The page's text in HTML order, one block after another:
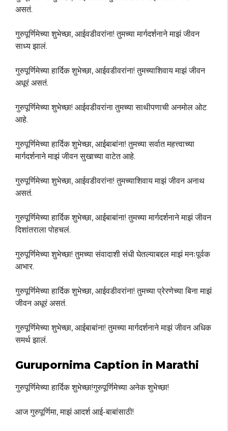
असतं.
गुरुपूर्णिमेच्या शुभेच्छा, आईवडीवरांना! तुमच्या मार्गदर्शनाने माझं जीवन
साध्य झालं.
गुरुपूर्णिमेच्या हार्दिक शुभेच्छा, आईवडीवरांना! तुमच्याशिवाय माझं जीवन
अधूरं असतं.
गुरुपूर्णिमेच्या शुभेच्छा! आईवडीवरांना तुमच्या साथीपणाची अनमोल ओट
आहे.
गुरुपूर्णिमेच्या हार्दिक शुभेच्छा, आईबाबांना! तुमच्या सर्वात महत्त्वाच्या
मार्गदर्शनाने माझं जीवन सुखाच्या वाटेत आहे.
गुरुपूर्णिमेच्या शुभेच्छा, आईवडीवरांना! तुमच्याशिवाय माझं जीवन अनाथ
असतं.
गुरुपूर्णिमेच्या हार्दिक शुभेच्छा, आईबाबांना! तुमच्या मार्गदर्शनाने माझं जीवन
दिशांतराला पोहचलं.
गुरुपूर्णिमेच्या शुभेच्छा! तुमच्या संवादाशी संधी घेतल्याबद्दल माझं मनःपूर्वक
आभार.
गुरुपूर्णिमेच्या हार्दिक शुभेच्छा, आईवडीवरांना! तुमच्या प्रेरणेच्या बिना माझं
जीवन अधूरं असतं.
गुरुपूर्णिमेच्या शुभेच्छा, आईबाबांना! तुमच्या मार्गदर्शनाने माझं जीवन अधिक
समर्थ झालं.
Gurupornima Caption in Marathi
गुरुपूर्णिमेच्या हार्दिक शुभेच्छा!गुरुपूर्णिमेच्या अनेक शुभेच्छा!
आज गुरुपूर्णिमा, माझं आदर्श आई-बाबांसाठी!